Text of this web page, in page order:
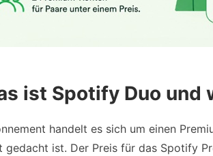
ist Spotify Duo und
handelt es sich um einen
gedacht ist. Der Preis für das Spotify